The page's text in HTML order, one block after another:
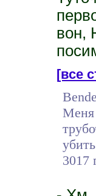
вон,
[все
Меня
3017